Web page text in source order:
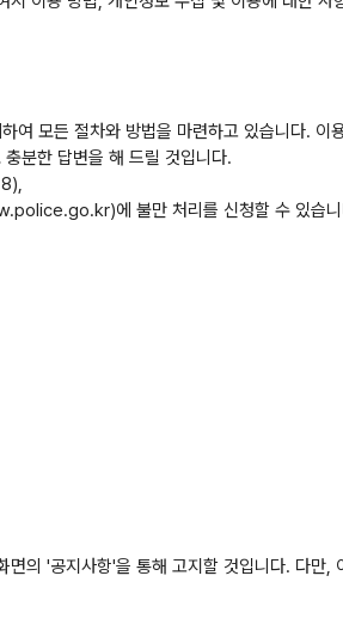
여 모든 절차와 방법을 마련하고 있습니다.
분한 답변을 해 드릴 것입니다.
에 불만 처리를 신청할 수 있습니
의 '공지사항'을 통해 고지할 것입니다. 다만